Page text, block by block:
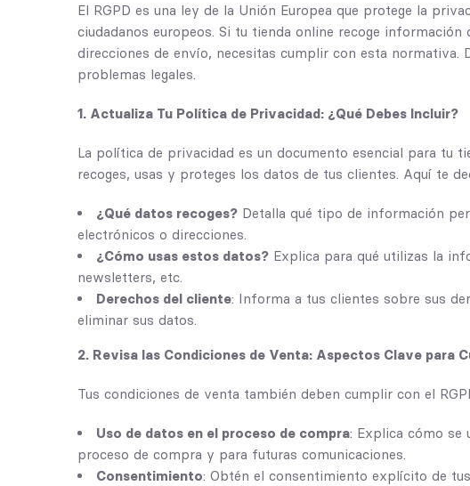
El RGPD es una ley de la Unión Europea que protege la
ciudadanos europeos. Si tu tienda online recoge
direcciones de envío, necesitas cumplir con esta
problemas legales.
1. Actualiza Tu Política de Privacidad: ¿Qué Debes Incluir?
La política de privacidad es un documento esencial para tu
recoges, usas y proteges los datos de tus clientes. Aquí te
¿Qué datos recoges? Detalla qué tipo de información
electrónicos o direcciones.
¿Cómo usas estos datos? Explica para qué utilizas la
newsletters, etc.
Derechos del cliente: Informa a tus clientes sobre sus
eliminar sus datos.
2. Revisa las Condiciones de Venta: Aspectos Clave para
Tus condiciones de venta también deben cumplir con el
Uso de datos en el proceso de compra: Explica cómo se
proceso de compra y para futuras comunicaciones.
Consentimiento: Obtén el consentimiento explícito de